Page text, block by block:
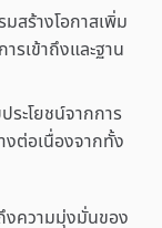
มสร้างโอกาสเพิ่ม
รเข้าถึงและฐาน
ระโยชน์จากการ
ต่อเนื่องจากทั้ง
งความมุ่งมั่นของ